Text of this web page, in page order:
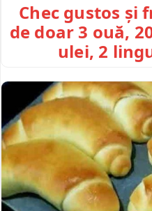
Chec gustos și
de doar 3 ouă,
ulei, 2